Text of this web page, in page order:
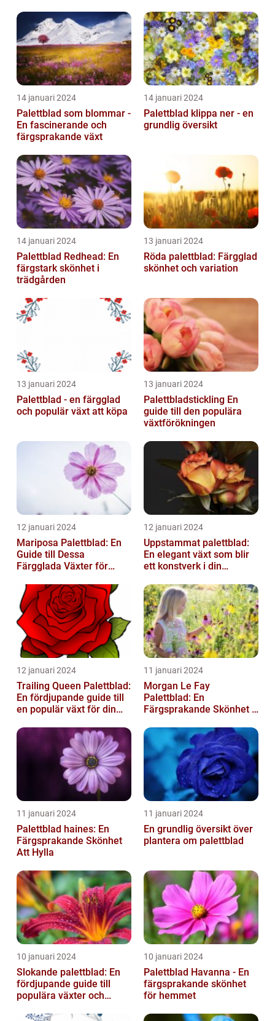
14 januari 2024
Palettblad som blommar -
En fascinerande och
färgsprakande växt
14 januari 2024
Palettblad klippa ner - en
grundlig översikt
14 januari 2024
Palettblad Redhead: En
färgstark skönhet i
trädgården
13 januari 2024
Röda palettblad: Färgglad
skönhet och variation
13 januari 2024
Palettblad - en färgglad
och populär växt att köpa
13 januari 2024
Palettbladstickling En
guide till den populära
växtförökningen
12 januari 2024
Mariposa Palettblad: En
Guide till Dessa
Färgglada Växter för
12 januari 2024
Uppstammat palettblad:
En elegant växt som blir
ett konstverk i din
12 januari 2024
Trailing Queen Palettblad:
En fördjupande guide till
en populär växt för din
11 januari 2024
Morgan Le Fay
Palettblad: En
Färgsprakande Skönhet i
11 januari 2024
Palettblad haines: En
Färgsprakande Skönhet
Att Hylla
11 januari 2024
En grundlig översikt över
plantera om palettblad
10 januari 2024
Slokande palettblad: En
fördjupande guide till
populära växter och
10 januari 2024
Palettblad Havanna - En
färgsprakande skönhet
för hemmet